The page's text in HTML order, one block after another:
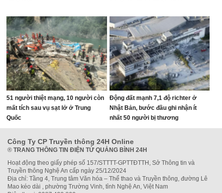
51 người thiệt mạng, 10 người còn
mất tích sau vụ sạt lở ở Trung
Quốc
Động đất mạnh 7,1 độ richter ở
Nhật Bản, bước đầu ghi nhận ít
nhất 50 người bị thương
Công Ty CP Truyền thông 24H Online
® TRANG THÔNG TIN ĐIỆN TỬ QUẢNG BÌNH 24H
Hoạt động theo giấy phép số 157/STTTT-GPTTĐTTH, Sở Thông tin và
Truyền thông Nghệ An cấp ngày 25/12/2024
Địa chỉ: Tầng 4, Trung tâm Văn hóa – Thể thao và Truyền thông, đường Lê
Mao kéo dài , phường Trường Vinh, tỉnh Nghệ An, Việt Nam